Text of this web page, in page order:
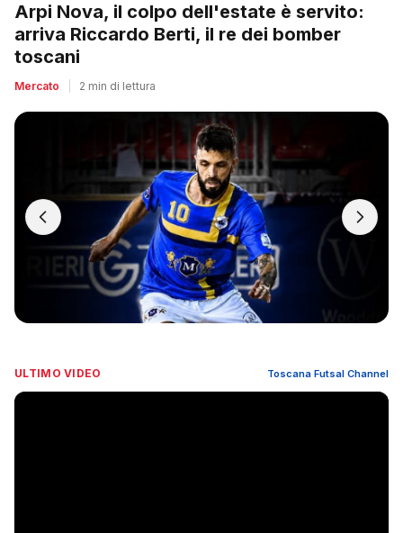
Arpi Nova, il colpo dell'estate è servito:
arriva Riccardo Berti, il re dei bomber
toscani
Mercato 2 min di lettura
ULTIMO VIDEO Toscana Futsal Channel